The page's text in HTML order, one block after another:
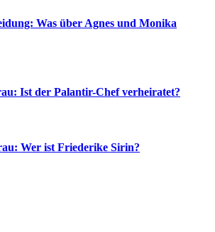
Was über Agnes und Monika
Ist der Palantir-Chef verheiratet?
Wer ist Friederike Sirin?